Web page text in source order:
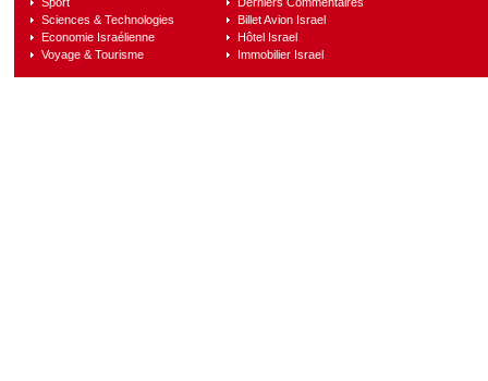
Sciences & Technologies
Economie Israélienne
Voyage & Tourisme
Billet Avion Israel
Hôtel Israel
Immobilier Israel